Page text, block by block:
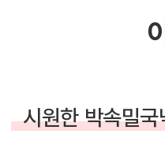
시원한 박속밀